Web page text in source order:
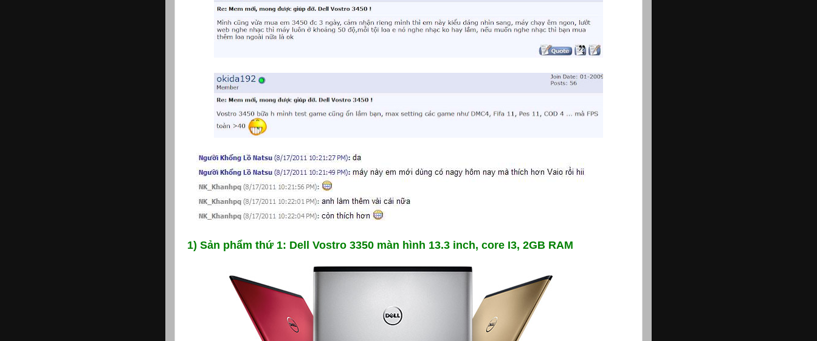
1) Sản phẩm thứ 1: Dell Vostro 3350 màn hình 13.3 inch, core I3, 2GB RAM